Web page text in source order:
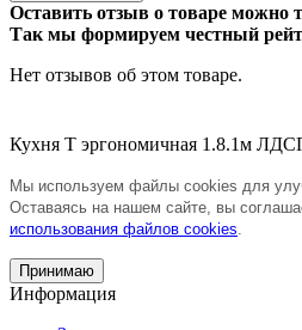
Оставить отзыв о товаре можно
Так мы формируем честный
Нет отзывов об этом товаре.
Кухня Т эргономичная 1.8.1м
Мы используем файлы cookies для
Оставаясь на нашем сайте, вы
использования файлов cookies.
Принимаю
Информация